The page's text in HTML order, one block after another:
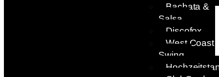
Bachata &
Salsa
Discofox
West Coast
Swing